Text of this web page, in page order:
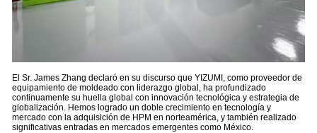
El Sr. James Zhang declaró en su discurso que YIZUMI, como proveedor de
equipamiento de moldeado con liderazgo global, ha profundizado
continuamente su huella global con innovación tecnológica y estrategia de
globalización. Hemos logrado un doble crecimiento en tecnología y
mercado con la adquisición de HPM en norteamérica, y también realizado
significativas entradas en mercados emergentes como México.